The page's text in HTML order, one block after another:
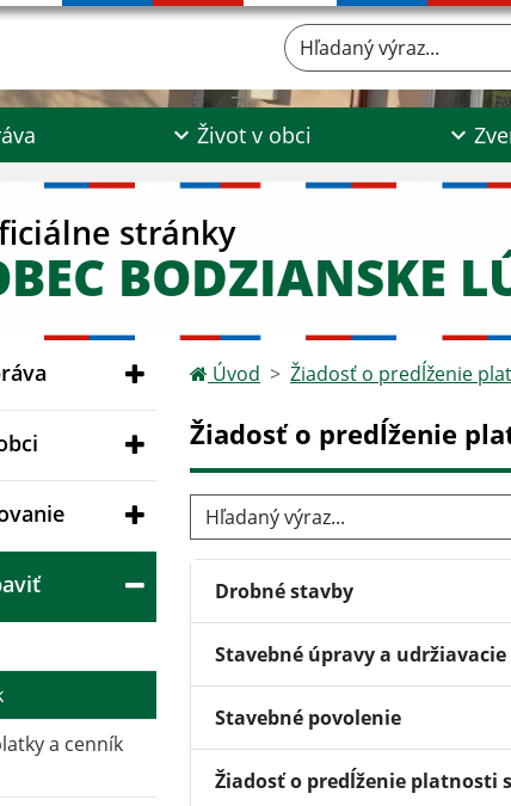
Hľadaný výraz...
Život v obci
stránky
BODZIANSKE
a cenník
Úvod Žiadosť o predĺženie
Žiadosť o predĺženie
Hľadaný výraz...
Drobné stavby
Stavebné úpravy a udržiavacie
Stavebné povolenie
Žiadosť o predĺženie platnosti